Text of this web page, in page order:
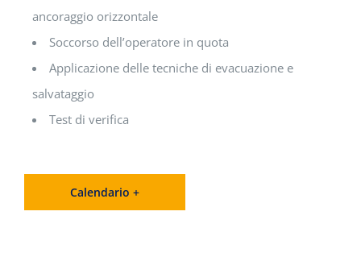
ancoraggio orizzontale
Soccorso dell’operatore in quota
Applicazione delle tecniche di evacuazione e
salvataggio
Test di verifica
Calendario +